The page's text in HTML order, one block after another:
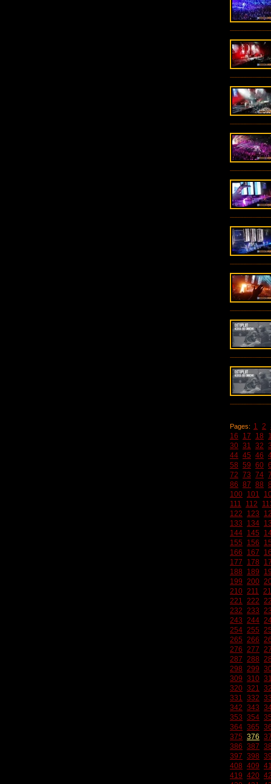
Pages: 1 2
16
17 18
30 31 32
44 45 46
58 59 60
72 73 74
86 87 88
100 101
111
112
122
123
133
134
144 145
155
156
166
167
177
178
188
189
199 200
210 211
221 222
232 233
243 244
254 255
265 266
276 277
287 288
298 299
309 310
320 321
331 332
342 343
353 354
364 365
375 376
386 387
397 398
408 409
419 420